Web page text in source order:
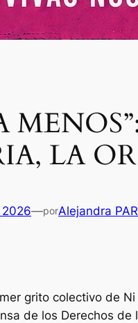
LA
—porAlejandra
grito colectivo de
de los Derechos